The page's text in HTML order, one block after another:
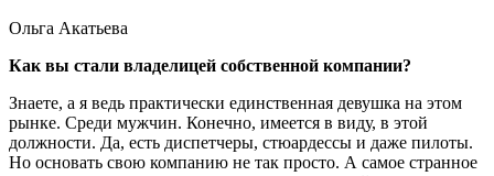
Ольга Акатьева
Как вы стали владелицей собственной компании?
Знаете, а я ведь практически единственная девушка на этом
рынке. Среди мужчин. Конечно, имеется в виду, в этой
должности. Да, есть диспетчеры, стюардессы и даже пилоты.
Но основать свою компанию не так просто. А самое странное